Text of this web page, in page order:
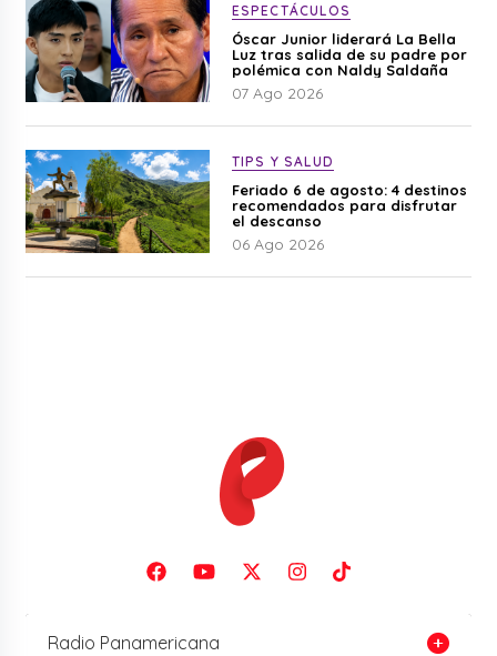
ESPECTÁCULOS
Óscar Junior liderará La Bella
Luz tras salida de su padre por
polémica con Naldy Saldaña
07 Ago 2026
TIPS Y SALUD
Feriado 6 de agosto: 4 destinos
recomendados para disfrutar
el descanso
06 Ago 2026
Radio Panamericana